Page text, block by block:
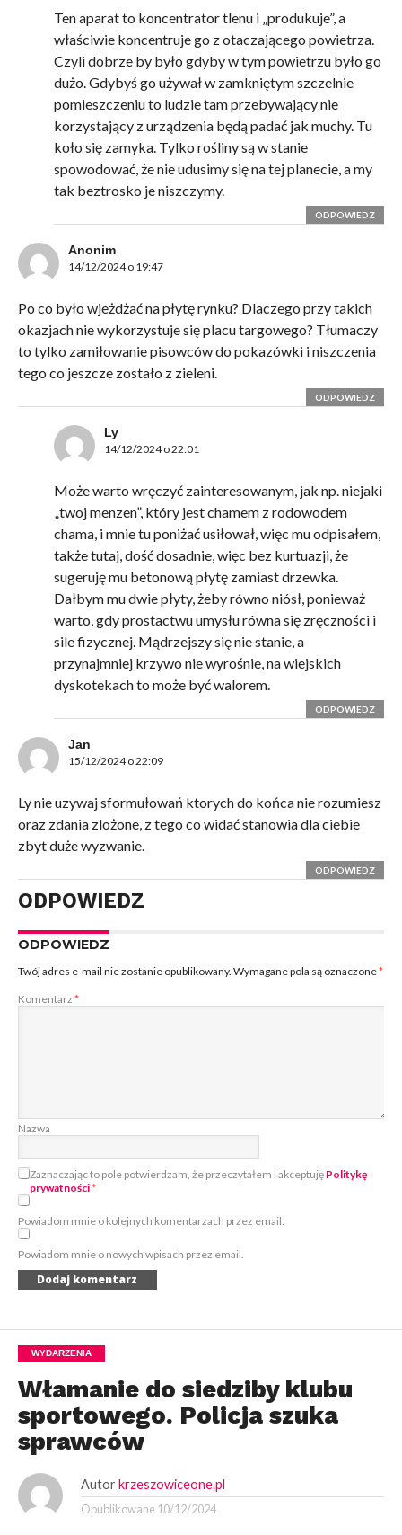
Ten aparat to koncentrator tlenu i „produkuje”, a
właściwie koncentruje go z otaczającego powietrza.
Czyli dobrze by było gdyby w tym powietrzu było go
dużo. Gdybyś go używał w zamkniętym szczelnie
pomieszczeniu to ludzie tam przebywający nie
korzystający z urządzenia będą padać jak muchy. Tu
koło się zamyka. Tylko rośliny są w stanie
spowodować, że nie udusimy się na tej planecie, a my
tak beztrosko je niszczymy.
ODPOWIEDZ
Anonim
14/12/2024 o 19:47
Po co było wjeżdżać na płytę rynku? Dlaczego przy takich
okazjach nie wykorzystuje się placu targowego? Tłumaczy
to tylko zamiłowanie pisowców do pokazówki i niszczenia
tego co jeszcze zostało z zieleni.
ODPOWIEDZ
Ly
14/12/2024 o 22:01
Może warto wręczyć zainteresowanym, jak np. niejaki
„twoj menzen”, który jest chamem z rodowodem
chama, i mnie tu poniżać usiłował, więc mu odpisałem,
także tutaj, dość dosadnie, więc bez kurtuazji, że
sugeruję mu betonową płytę zamiast drzewka.
Dałbym mu dwie płyty, żeby równo niósł, ponieważ
warto, gdy prostactwu umysłu równa się zręczności i
sile fizycznej. Mądrzejszy się nie stanie, a
przynajmniej krzywo nie wyrośnie, na wiejskich
dyskotekach to może być walorem.
ODPOWIEDZ
Jan
15/12/2024 o 22:09
Ly nie uzywaj sformułowań ktorych do końca nie rozumiesz
oraz zdania zlożone, z tego co widać stanowia dla ciebie
zbyt duże wyzwanie.
ODPOWIEDZ
ODPOWIEDZ
ODPOWIEDZ
Twój adres e-mail nie zostanie opublikowany. Wymagane pola są oznaczone*
Komentarz *
Nazwa
Zaznaczając to pole potwierdzam, że przeczytałem i akceptuję Politykę
prywatności*
Powiadom mnie o kolejnych komentarzach przez email.
Powiadom mnie o nowych wpisach przez email.
WYDARZENIA
Włamanie do siedziby klubu
sportowego. Policja szuka
sprawców
Autor krzeszowiceone.pl
Opublikowane 10/12/2024